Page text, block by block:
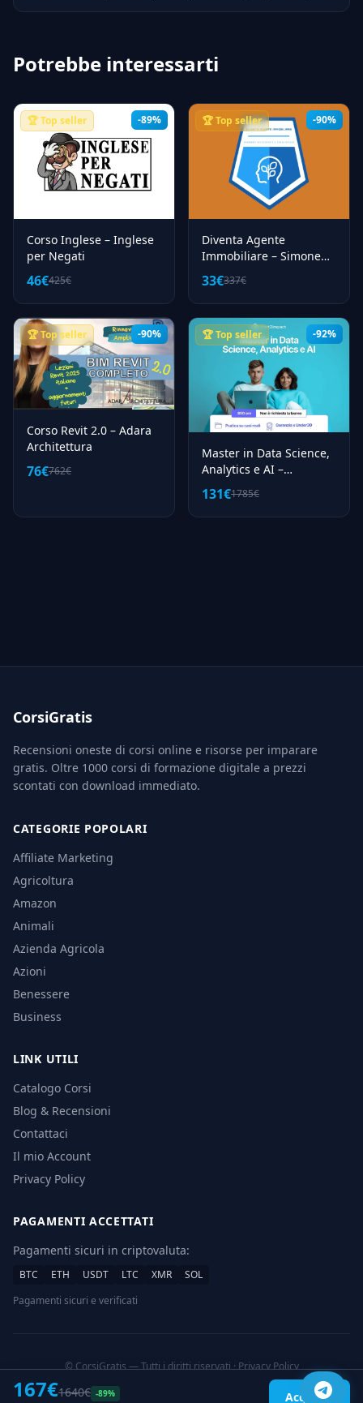
Potrebbe interessarti
-89%
🏆 Top seller
Corso Inglese – Inglese
per Negati
46€425€
-90%
🏆 Top seller
Diventa Agente
Immobiliare – Simone
33€337€
-90%
🏆 Top seller
Corso Revit 2.0 – Adara
Architettura
76€762€
-92%
🏆 Top seller
Master in Data Science,
Analytics e AI –
131€1785€
167€1640€ -89% Acquista
CorsiGratis
Recensioni oneste di corsi online e risorse per imparare
gratis. Oltre 1000 corsi di formazione digitale a prezzi
scontati con download immediato.
CATEGORIE POPOLARI
Affiliate Marketing
Agricoltura
Amazon
Animali
Azienda Agricola
Azioni
Benessere
Business
LINK UTILI
Catalogo Corsi
Blog & Recensioni
Contattaci
Il mio Account
Privacy Policy
PAGAMENTI ACCETTATI
Pagamenti sicuri in criptovaluta:
BTC ETH USDT LTC XMR
SOL
Pagamenti sicuri e verificati
© CorsiGratis — Tutti i diritti riservati ·Privacy Policy